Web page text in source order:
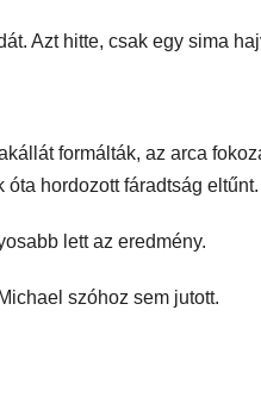
Azt hitte, csak egy sima
formálták, az arca
óta hordozott fáradtság eltűnt.
lett az eredmény.
szóhoz sem jutott.